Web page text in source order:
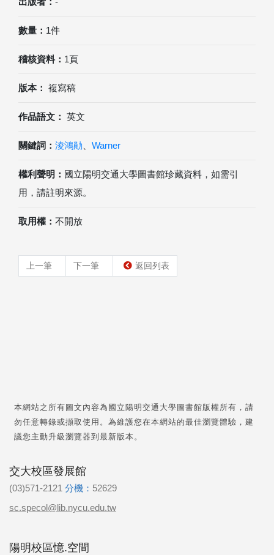
數量： 1件
稽核資料： 1頁
版本： 複寫稿
作品語文： 英文
關鍵詞： 淩鴻勛 Warner
權利聲明： 國立陽明交通大學圖書館珍藏資料，如需引
用，請註明來源。
取用權： 不開放
上一筆 下一筆 返回列表
本網站之所有圖文內容為國立陽明交通大學圖書館版權所有，請
勿任意轉錄或擷取使用。為維護您在本網站的最佳瀏覽體驗，建
議您主動升級瀏覽器到最新版本。
交大校區發展館
(03)571-2121 分機： 52629
sc.specol@lib.nycu.edu.tw
陽明校區憶.空間